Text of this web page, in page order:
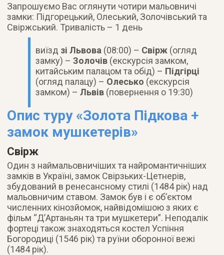
Запрошуємо Вас оглянути чотири мальовничі
замки: Підгорецький, Олеський, Золочівський та
Свіржський. Тривалість – 1 день
виїзд зі Львова (08:00) – Свірж (огляд
замку) –Золочів (екскурсія замком,
китайським палацом та обід) – Підгірці
(огляд палацу) – Олесько (екскурсія
замком) –Львів (повернення о 19:30)
Опис туру «Золота Підкова +
замок мушкетерів»
Свірж
Один з наймальовничіших та найромантичніших
замків в Україні, замок Свірзьких-Цетнерів,
збудований в ренесансному стилі (1484 рік) над
мальовничим ставом. Замок був і є об’єктом
численних кінозйомок, найвідомішою з яких є
фільм “Д’Артаньян та три мушкетери”. Неподалік
фортеці також знаходяться костел Успіння
Богородиці (1546 рік) та руїни оборонної вежі
(1484 рік).